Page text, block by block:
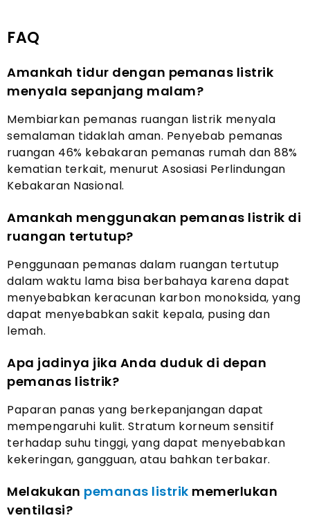
FAQ
Amankah tidur dengan pemanas listrik
menyala sepanjang malam?
Membiarkan pemanas ruangan listrik menyala
semalaman tidaklah aman. Penyebab pemanas
ruangan 46% kebakaran pemanas rumah dan 88%
kematian terkait, menurut Asosiasi Perlindungan
Kebakaran Nasional.
Amankah menggunakan pemanas listrik di
ruangan tertutup?
Penggunaan pemanas dalam ruangan tertutup
dalam waktu lama bisa berbahaya karena dapat
menyebabkan keracunan karbon monoksida, yang
dapat menyebabkan sakit kepala, pusing dan
lemah.
Apa jadinya jika Anda duduk di depan
pemanas listrik?
Paparan panas yang berkepanjangan dapat
mempengaruhi kulit. Stratum korneum sensitif
terhadap suhu tinggi, yang dapat menyebabkan
kekeringan, gangguan, atau bahkan terbakar.
Melakukan pemanas listrik memerlukan
ventilasi?